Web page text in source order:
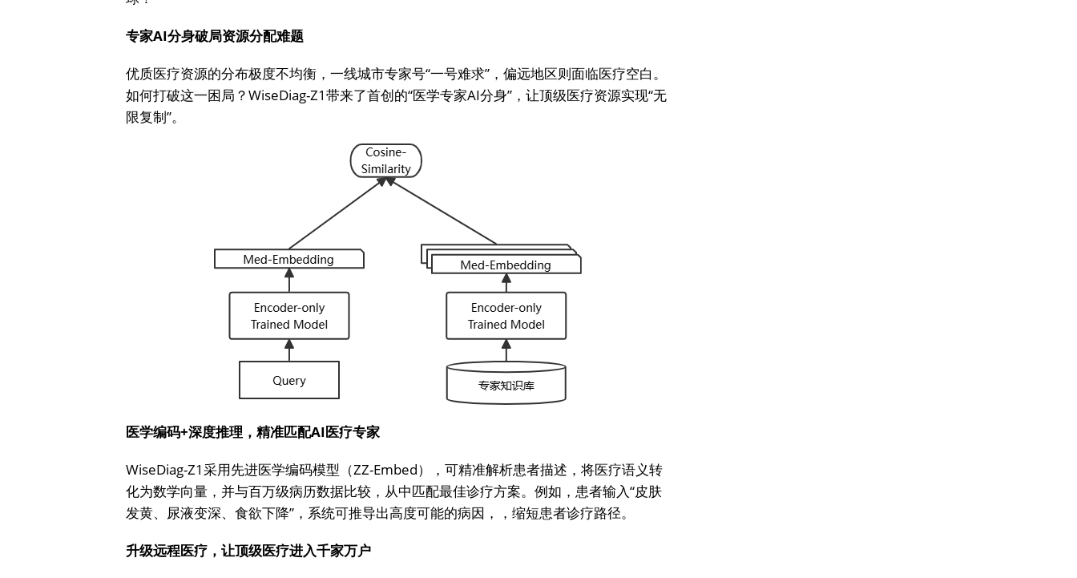
专家AI分身破局资源分配难题
优质医疗资源的分布极度不均衡，一线城市专家号“一号难求”，偏远地区则面临医疗空白。
如何打破这一困局？WiseDiag-Z1带来了首创的“医学专家AI分身”，让顶级医疗资源实现“无
限复制”。
医学编码+深度推理，精准匹配AI医疗专家
WiseDiag-Z1采用先进医学编码模型（ZZ-Embed），可精准解析患者描述，将医疗语义转
化为数学向量，并与百万级病历数据比较，从中匹配最佳诊疗方案。例如，患者输入“皮肤
发黄、尿液变深、食欲下降”，系统可推导出高度可能的病因，，缩短患者诊疗路径。
升级远程医疗，让顶级医疗进入千家万户